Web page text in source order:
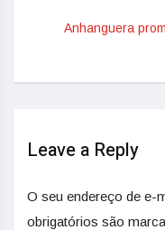
Anhanguera
Leave a Reply
O seu endereço de e-
obrigatórios são